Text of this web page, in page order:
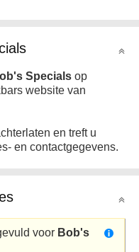
Specials op
website van
en treft u
en contactgegevens.
voor Bob's